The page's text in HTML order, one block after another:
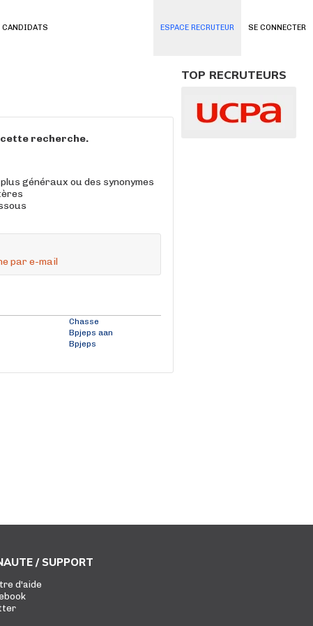
SE CONNECTER
CANDIDATS ESPACE RECRUTEUR
cette recherche.
généraux ou des synonymes
par e-mail
Chasse
Bpjeps aan
Bpjeps
TOP RECRUTEURS
/ SUPPORT
d'aide